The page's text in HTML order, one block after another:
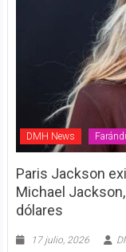
DMH News
Paris Jackson
Michael
dólares
17 julio, 2026